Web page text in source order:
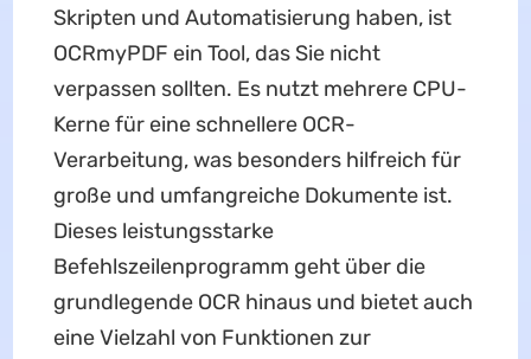
Skripten und Automatisierung haben, ist
OCRmyPDF ein Tool, das Sie nicht
verpassen sollten. Es nutzt mehrere CPU-
Kerne für eine schnellere OCR-
Verarbeitung, was besonders hilfreich für
große und umfangreiche Dokumente ist.
Dieses leistungsstarke
Befehlszeilenprogramm geht über die
grundlegende OCR hinaus und bietet auch
eine Vielzahl von Funktionen zur